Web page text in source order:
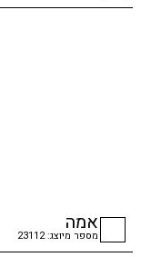
אמה
מספר מיוצג: 23112